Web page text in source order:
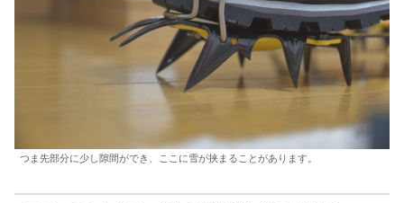
つま先部分に少し隙間ができ、ここに雪が挟まることがあります。